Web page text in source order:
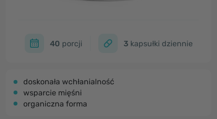
40 porcji 3kapsułki dziennie
doskonała wchłanialność
wsparcie mięśni
organiczna forma